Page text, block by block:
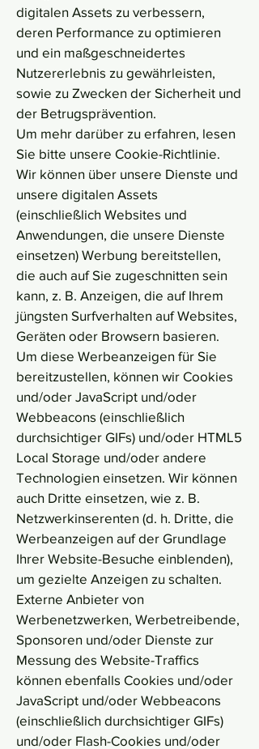
digitalen Assets zu verbessern,
deren Performance zu optimieren
und ein maßgeschneidertes
Nutzererlebnis zu gewährleisten,
sowie zu Zwecken der Sicherheit und
der Betrugsprävention.
Um mehr darüber zu erfahren, lesen
Sie bitte unsere Cookie-Richtlinie.
Wir können über unsere Dienste und
unsere digitalen Assets
(einschließlich Websites und
Anwendungen, die unsere Dienste
einsetzen) Werbung bereitstellen,
die auch auf Sie zugeschnitten sein
kann, z. B. Anzeigen, die auf Ihrem
jüngsten Surfverhalten auf Websites,
Geräten oder Browsern basieren.
Um diese Werbeanzeigen für Sie
bereitzustellen, können wir Cookies
und/oder JavaScript und/oder
Webbeacons (einschließlich
durchsichtiger GIFs) und/oder HTML5
Local Storage und/oder andere
Technologien einsetzen. Wir können
auch Dritte einsetzen, wie z. B.
Netzwerkinserenten (d. h. Dritte, die
Werbeanzeigen auf der Grundlage
Ihrer Website-Besuche einblenden),
um gezielte Anzeigen zu schalten.
Externe Anbieter von
Werbenetzwerken, Werbetreibende,
Sponsoren und/oder Dienste zur
Messung des Website-Traffics
können ebenfalls Cookies und/oder
JavaScript und/oder Webbeacons
(einschließlich durchsichtiger GIFs)
und/oder Flash-Cookies und/oder